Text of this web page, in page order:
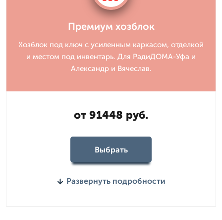
Премиум хозблок
Хозблок под ключ с усиленным каркасом, отделкой
и местом под инвентарь. Для РадиДОМА-Уфа и
Александр и Вячеслав.
от 91448 руб.
Выбрать
Развернуть подробности